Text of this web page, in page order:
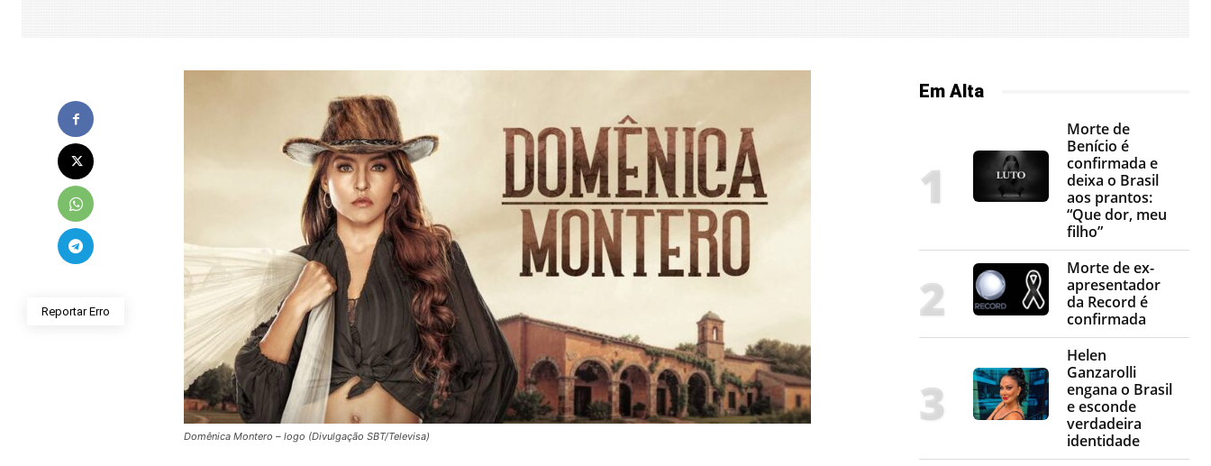
Reportar Erro
Domênica Montero – logo (Divulgação SBT/Televisa)
Em Alta
Morte de
Benício é
confirmada e
deixa o Brasil
aos prantos:
“Que dor, meu
filho”
Morte de ex-
apresentador
da Record é
confirmada
Helen
Ganzarolli
engana o Brasil
e esconde
verdadeira
identidade